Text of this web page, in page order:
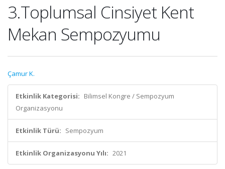
3.Toplumsal Cinsiyet Kent
Mekan Sempozyumu
Çamur K.
Etkinlik Kategorisi: Bilimsel Kongre / Sempozyum
Organizasyonu
Etkinlik Türü: Sempozyum
Etkinlik Organizasyonu Yılı: 2021